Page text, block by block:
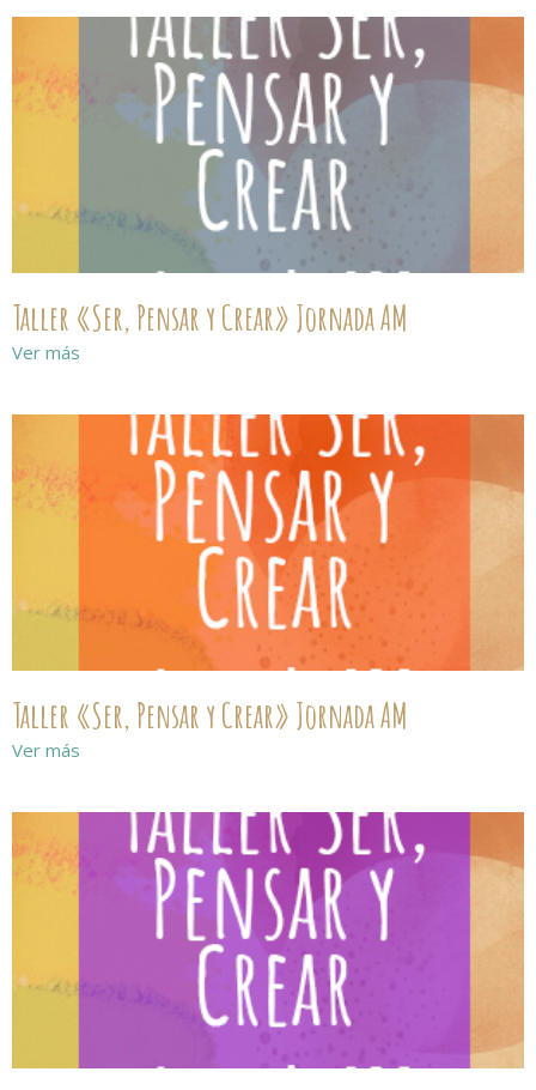
Taller «Ser, Pensar y Crear» Jornada AM
Ver más
Taller «Ser, Pensar y Crear» Jornada AM
Ver más